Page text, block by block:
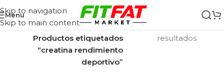
Skip to navigation
Skip to main content
Menu
Inicio/
Productos etiquetados
“creatina rendimiento
deportivo”
resultados